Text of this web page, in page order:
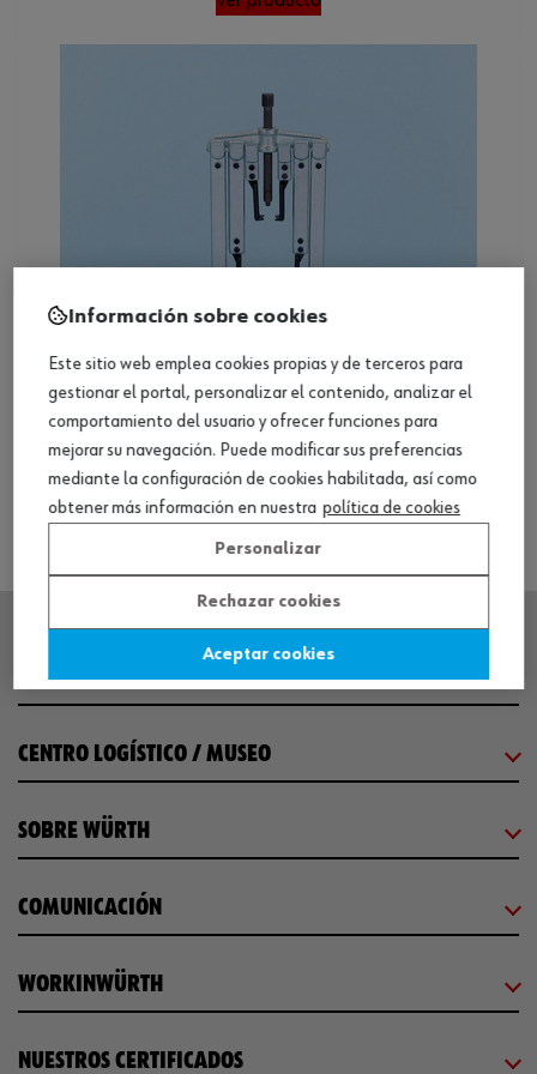
Extractor universal
Ver producto
SEDE CENTRAL
CENTRO LOGÍSTICO / MUSEO
SOBRE WÜRTH
COMUNICACIÓN
WORKINWÜRTH
NUESTROS CERTIFICADOS
Información sobre cookies
Este sitio web emplea cookies propias y de terceros para
gestionar el portal, personalizar el contenido, analizar el
comportamiento del usuario y ofrecer funciones para
mejorar su navegación. Puede modificar sus preferencias
mediante la configuración de cookies habilitada, así como
obtener más información en nuestra política de cookies
Personalizar
Rechazar cookies
Aceptar cookies